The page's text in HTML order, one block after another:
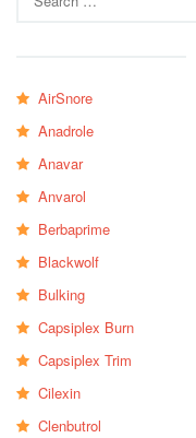
for:
AirSnore
Anadrole
Anavar
Anvarol
Berbaprime
Blackwolf
Bulking
Capsiplex Burn
Capsiplex Trim
Cilexin
Clenbutrol